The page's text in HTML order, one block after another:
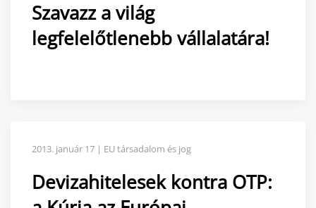
Szavazz a világ
legfelelőtlenebb vállalatára!
2013. január 17 | EU társadalom és jog
Devizahitelesek kontra OTP: